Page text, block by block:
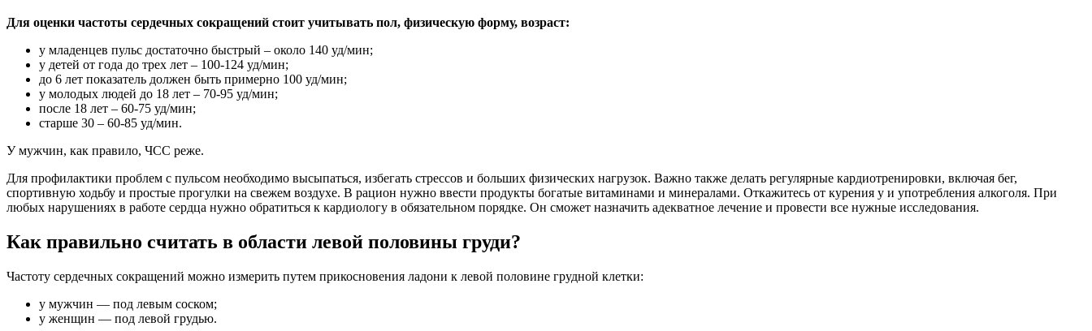
Для оценки частоты сердечных сокращений стоит учитывать пол, физическую форму, возраст:
у младенцев пульс достаточно быстрый – около 140 уд/мин;
у детей от года до трех лет – 100-124 уд/мин;
до 6 лет показатель должен быть примерно 100 уд/мин;
у молодых людей до 18 лет – 70-95 уд/мин;
после 18 лет – 60-75 уд/мин;
старше 30 – 60-85 уд/мин.
У мужчин, как правило, ЧСС реже.
Для профилактики проблем с пульсом необходимо высыпаться, избегать стрессов и больших физических нагрузок. Важно также делать регулярные кардиотренировки, включая бег,
спортивную ходьбу и простые прогулки на свежем воздухе. В рацион нужно ввести продукты богатые витаминами и минералами. Откажитесь от курения у и употребления алкоголя. При
любых нарушениях в работе сердца нужно обратиться к кардиологу в обязательном порядке. Он сможет назначить адекватное лечение и провести все нужные исследования.
Как правильно считать в области левой половины груди?
Частоту сердечных сокращений можно измерить путем прикосновения ладони к левой половине грудной клетки:
у мужчин — под левым соском;
у женщин — под левой грудью.